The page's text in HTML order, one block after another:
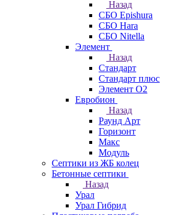
Назад
СБО Epishura
СБО Hara
СБО Nitella
Элемент
Назад
Стандарт
Стандарт плюс
Элемент О2
Евробион
Назад
Раунд Арт
Горизонт
Макс
Модуль
Септики из ЖБ колец
Бетонные септики
Назад
Урал
Урал Гибрид